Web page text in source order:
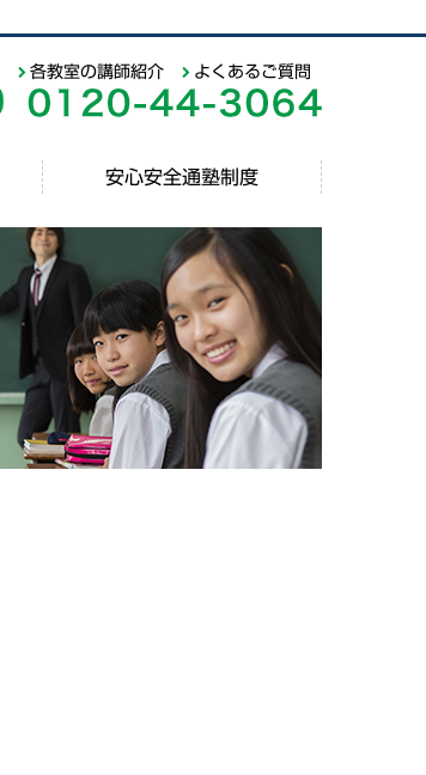
各教室の講師紹介 よくあるご質問
安心安全通塾制度